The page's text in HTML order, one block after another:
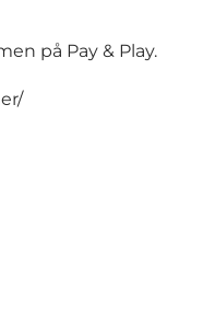
på Pay & Play.